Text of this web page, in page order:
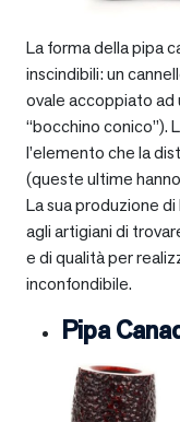
La forma della pipa
inscindibili: un
ovale accoppiato
“bocchino conico”).
l’elemento che la
(queste ultime
La sua produzione
agli artigiani di
e di qualità per
inconfondibile.
Pipa